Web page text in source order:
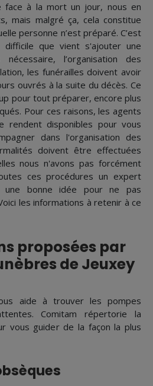
face à la mort un jour, nous en
mais malgré ça, cela constitue
personne n’est préparé. C’est
que vient s'ajouter une
l’organisation des
les funérailles doivent avoir
ouvrés à la suite du décès. Ce
pour tout préparer, encore plus
Pour ces raisons, les agents
rendent disponibles pour vous
dans l'organisation des
doivent être effectuées
nous n'avons pas forcément
ces procédures un expert
une bonne idée pour ne pas
les informations à retenir à ce
proposées par
de Jeuxey
aide à trouver les pompes
Comitam répertorie la
vous guider de la façon la plus